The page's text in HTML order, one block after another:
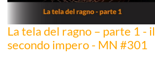
La tela del ragno – parte 1 - il
secondo impero - MN #301